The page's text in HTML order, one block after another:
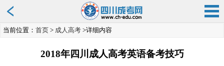
当前位置： 首页 > 成人高考 >详细内容
2018年四川成人高考英语备考技巧